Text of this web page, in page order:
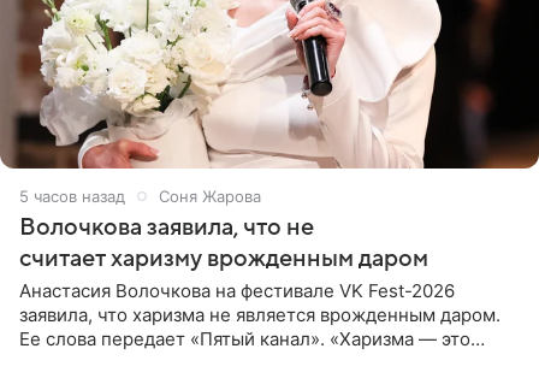
5 часов назад Соня Жарова
Волочкова заявила, что не
считает харизму врожденным даром
Анастасия Волочкова на фестивале VK Fest-2026
заявила, что харизма не является врожденным даром.
Ее слова передает «Пятый канал». «Харизма — это